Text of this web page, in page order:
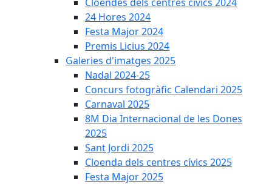
24 Hores 2024
Festa Major 2024
Premis Licius 2024
Galeries d'imatges 2025
Nadal 2024-25
Concurs fotogràfic Calendari 2025
Carnaval 2025
8M Dia Internacional de les Dones
2025
Sant Jordi 2025
Cloenda dels centres cívics 2025
Festa Major 2025